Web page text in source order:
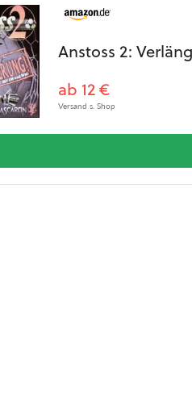
Anstoss 2:
ab 12 €
Versand s. Shop